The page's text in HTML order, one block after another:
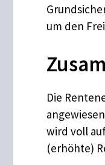
um den
Die
wird voll
(erhöhte)